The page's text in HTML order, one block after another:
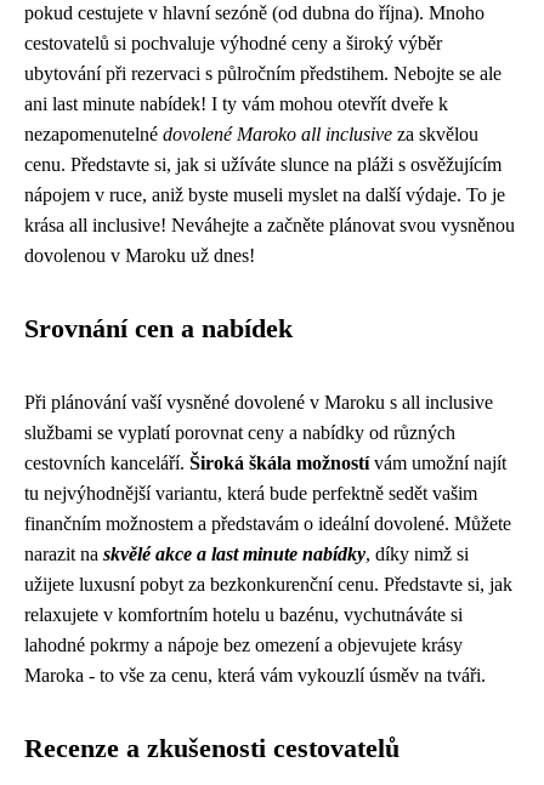
pokud cestujete v hlavní sezóně (od dubna do října). Mnoho
cestovatelů si pochvaluje výhodné ceny a široký výběr
ubytování při rezervaci s půlročním předstihem. Nebojte se ale
ani last minute nabídek! I ty vám mohou otevřít dveře k
nezapomenutelné dovolené Maroko all inclusive za skvělou
cenu. Představte si, jak si užíváte slunce na pláži s osvěžujícím
nápojem v ruce, aniž byste museli myslet na další výdaje. To je
krása all inclusive! Neváhejte a začněte plánovat svou vysněnou
dovolenou v Maroku už dnes!
Srovnání cen a nabídek
Při plánování vaší vysněné dovolené v Maroku s all inclusive
službami se vyplatí porovnat ceny a nabídky od různých
cestovních kanceláří. Široká škála možnostívám umožní najít
tu nejvýhodnější variantu, která bude perfektně sedět vašim
finančním možnostem a představám o ideální dovolené. Můžete
narazit na skvělé akce a last minute nabídky, díky nimž si
užijete luxusní pobyt za bezkonkurenční cenu. Představte si, jak
relaxujete v komfortním hotelu u bazénu, vychutnáváte si
lahodné pokrmy a nápoje bez omezení a objevujete krásy
Maroka - to vše za cenu, která vám vykouzlí úsměv na tváři.
Recenze a zkušenosti cestovatelů